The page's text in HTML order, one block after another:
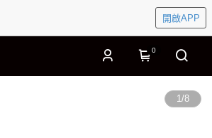
開啟APP
0
1/8